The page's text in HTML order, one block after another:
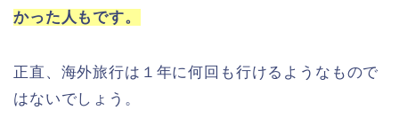
かった人もです。
正直、海外旅行は１年に何回も行けるようなもので
はないでしょう。